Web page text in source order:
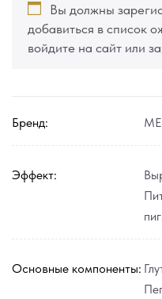
Вы должны
добавиться в список
войдите на сайт или
Бренд:
Эффект:
Основные компоненты: